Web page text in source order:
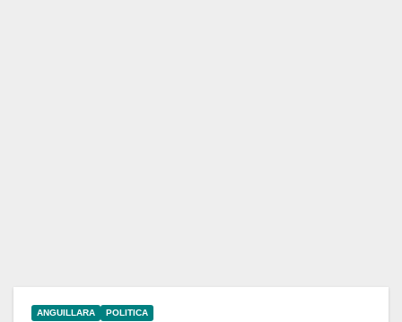
ANGUILLARA POLITICA